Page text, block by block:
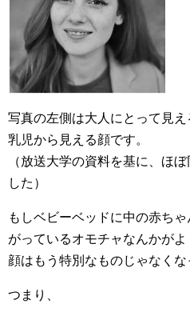
写真の左側は大人にとって見
乳児から見える顔です。
（放送大学の資料を基に、ほ
した）
もしベビーベッドに中の赤ち
がっているオモチャなんかが
顔はもう特別なものじゃなくな
つまり、